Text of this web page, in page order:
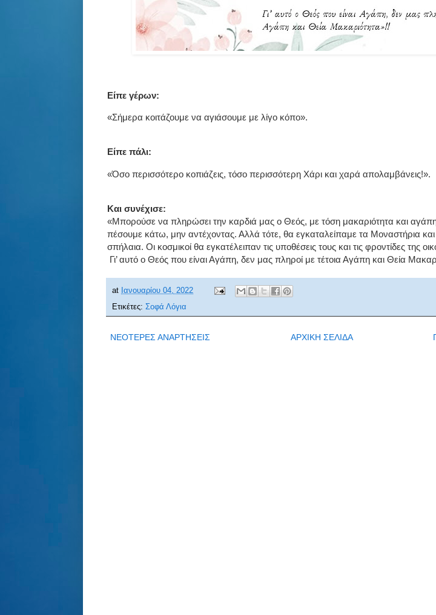
Είπε γέρων:
«Σήμερα κοιτάζουμε να αγιάσουμε με λίγο κόπο».
Είπε πάλι:
«Όσο περισσότερο κοπιάζεις, τόσο περισσότερη Χάρι και χαρά απολαμβάνεις!».
Και συνέχισε:
«Μπορούσε να πληρώσει την καρδιά μας ο Θεός, με τόση μακαριότητα και
πέσουμε κάτω, μην αντέχοντας. Αλλά τότε, θα εγκαταλείπαμε τα Μοναστήρια
σπήλαια. Οι κοσμικοί θα εγκατέλειπαν τις υποθέσεις τους και τις φροντίδες της
Γι’ αυτό ο Θεός που είναι Αγάπη, δεν μας πληροί με τέτοια Αγάπη και Θεία
at Ιανουαρίου 04, 2022
Ετικέτες: Σοφά Λόγια
ΝΕΟΤΕΡΕΣ ΑΝΑΡΤΗΣΕΙΣ ΑΡΧΙΚΗ ΣΕΛΙΔΑ